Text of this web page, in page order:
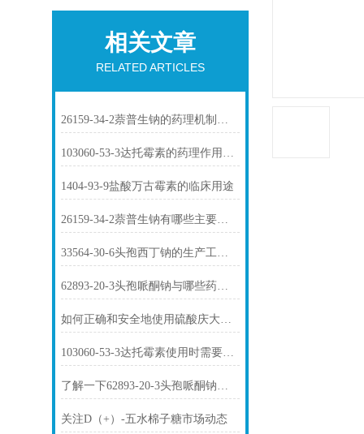
相关文章
RELATED ARTICLES
26159-34-2萘普生钠的药理机制与临床应用
103060-53-3达托霉素的药理作用介绍
1404-93-9盐酸万古霉素的临床用途
26159-34-2萘普生钠有哪些主要用途？
33564-30-6头孢西丁钠的生产工艺是怎样的？
62893-20-3头孢哌酮钠与哪些药物存在相互作用？
如何正确和安全地使用硫酸庆大霉素1405-41-0？
103060-53-3达托霉素使用时需要注意哪些问题？
了解一下62893-20-3头孢哌酮钠的用途及药理作用吧
关注D（+）-五水棉子糖市场动态